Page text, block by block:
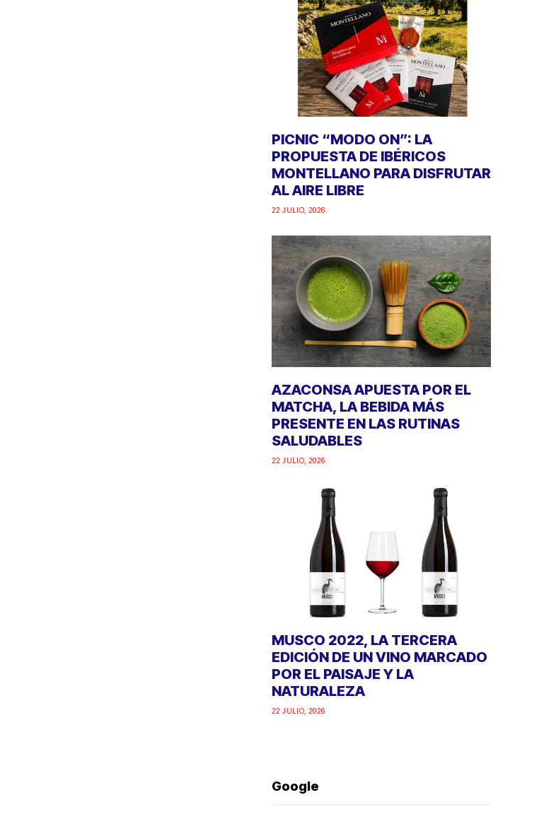
PICNIC “MODO ON”: LA
PROPUESTA DE IBÉRICOS
MONTELLANO PARA DISFRUTAR
AL AIRE LIBRE
22 JULIO, 2026
AZACONSA APUESTA POR EL
MATCHA, LA BEBIDA MÁS
PRESENTE EN LAS RUTINAS
SALUDABLES
22 JULIO, 2026
MUSCO 2022, LA TERCERA
EDICIÓN DE UN VINO MARCADO
POR EL PAISAJE Y LA
NATURALEZA
22 JULIO, 2026
Google